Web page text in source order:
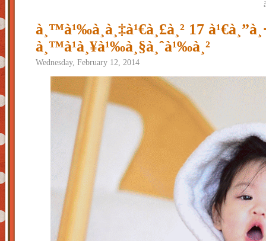
à¸™à¹‰à¸­à¸‡à¹€à¸£à¸² 17
à¸™à¹à¸¥à¹‰à¸§à¸ˆà¹‰à¸²
Wednesday, February 12, 2014